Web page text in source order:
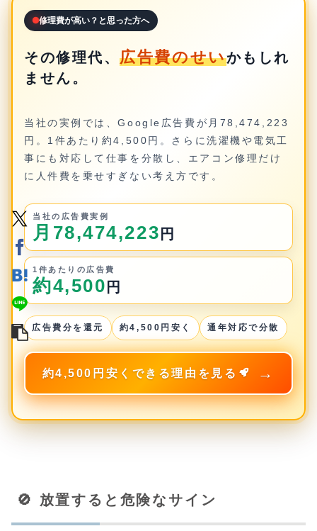
修理費が高い？と思った方へ
その修理代、広告費のせいかもしれ
ません。
当社の実例では、Google広告費が月78,474,223
円。1件あたり約4,500円。さらに洗濯機や電気工
事にも対応して仕事を分散し、エアコン修理だけ
に人件費を乗せすぎない考え方です。
当社の広告費実例
月78,474,223 円
1件あたりの広告費
約4,500 円
広告費分を還元 約4,500円安く 通年対応で分散
約4,500円安くできる理由を見る
🚫 放置すると危険なサイン